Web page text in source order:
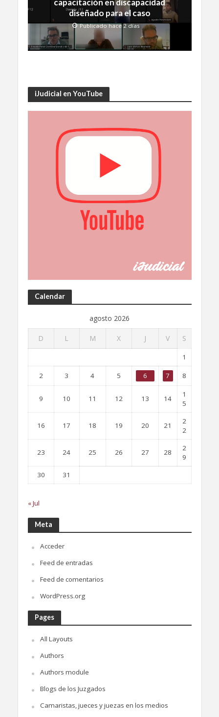
capacitación en discapacidad
diseñado para el caso
Publicado hace 2 días
iJudicial en YouTube
Calendar
agosto 2026
D L M X J V S
1
2 3 4 5 6 7 8
9 10 11 12 13 14
1
5
16 17 18 19 20 21
2
2
23 24 25 26 27 28
2
9
30
31
« Jul
Meta
Acceder
Feed de entradas
Feed de comentarios
WordPress.org
Pages
All Layouts
Authors
Authors module
Blogs de los Juzgados
Camaristas, jueces y juezas en los medios